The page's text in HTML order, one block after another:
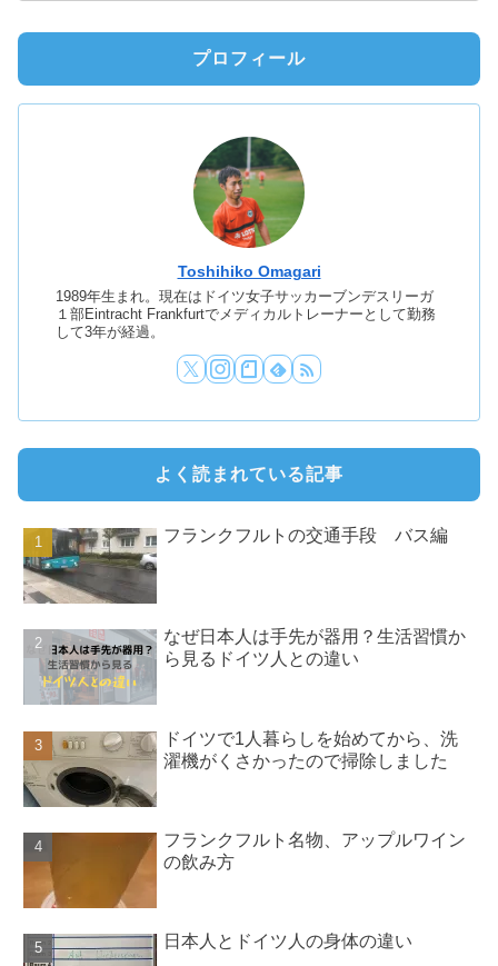
プロフィール
Toshihiko Omagari
1989年生まれ。現在はドイツ女子サッカーブンデスリーガ
１部Eintracht Frankfurtでメディカルトレーナーとして勤務
して3年が経過。
よく読まれている記事
フランクフルトの交通手段 バス編
なぜ日本人は手先が器用？生活習慣か
ら見るドイツ人との違い
ドイツで1人暮らしを始めてから、洗
濯機がくさかったので掃除しました
フランクフルト名物、アップルワイン
の飲み方
日本人とドイツ人の身体の違い